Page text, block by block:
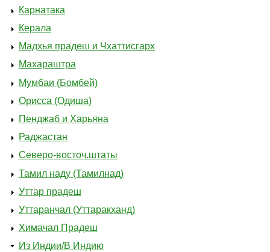
Карнатака
Керала
Мадхья прадеш и Чхаттисгарх
Махараштра
Мумбаи (Бомбей)
Орисса (Одиша)
Пенджаб и Харьяна
Раджастан
Северо-восточ.штаты
Тамил наду (Тамилнад)
Уттар прадеш
Уттаранчал (Уттаракханд)
Химачал Прадеш
Из Индии/В Индию